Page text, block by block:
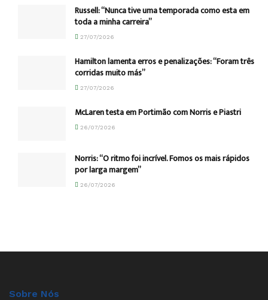
Russell: “Nunca tive uma temporada como esta em
toda a minha carreira”
27/07/2026
Hamilton lamenta erros e penalizações: “Foram três
corridas muito más”
27/07/2026
McLaren testa em Portimão com Norris e Piastri
26/07/2026
Norris: “O ritmo foi incrível. Fomos os mais rápidos
por larga margem”
26/07/2026
Sobre Nós